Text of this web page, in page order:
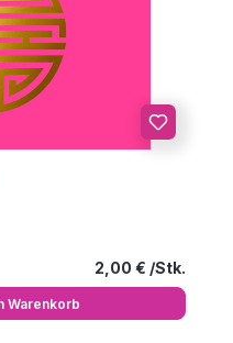
Regulärer
2,00 €
Warenkorb